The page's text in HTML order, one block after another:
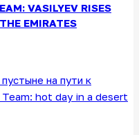
VASILYEV RISES
EMIRATES